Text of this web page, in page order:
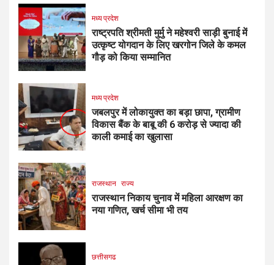
मध्य प्रदेश
राष्ट्रपति श्रीमती मुर्मु ने महेश्वरी साड़ी बुनाई में
उत्कृष्ट योगदान के लिए खरगोन जिले के कमल
गौड़ को किया सम्मानित
मध्य प्रदेश
जबलपुर में लोकायुक्त का बड़ा छापा, ग्रामीण
विकास बैंक के बाबू की 6 करोड़ से ज्यादा की
काली कमाई का खुलासा
राजस्थान राज्य
राजस्थान निकाय चुनाव में महिला आरक्षण का
नया गणित, खर्च सीमा भी तय
छत्तीसगढ